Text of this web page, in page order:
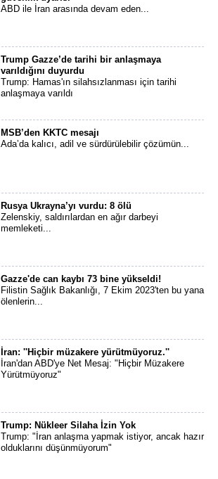
ABD ile İran arasında devam eden...
Trump Gazze’de tarihi bir anlaşmaya
varıldığını duyurdu
Trump: Hamas'ın silahsızlanması için tarihi
anlaşmaya varıldı
MSB’den KKTC mesajı
Ada’da kalıcı, adil ve sürdürülebilir çözümün...
Rusya Ukrayna’yı vurdu: 8 ölü
Zelenskiy, saldırılardan en ağır darbeyi
memleketi...
Gazze'de can kaybı 73 bine yükseldi!
Filistin Sağlık Bakanlığı, 7 Ekim 2023'ten bu yana
ölenlerin...
İran: ''Hiçbir müzakere yürütmüyoruz.''
İran'dan ABD'ye Net Mesaj: "Hiçbir Müzakere
Yürütmüyoruz"
Trump: Nükleer Silaha İzin Yok
Trump: "İran anlaşma yapmak istiyor, ancak hazır
olduklarını düşünmüyorum"